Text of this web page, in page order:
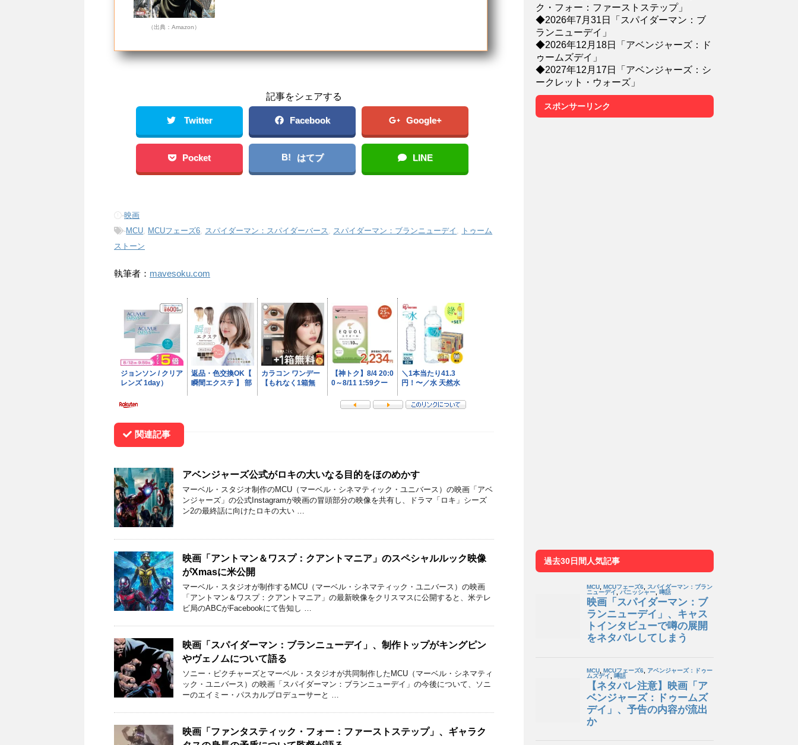
（出典：Amazon）
記事をシェアする
Twitter Facebook Google+
Pocket B! はてブ LINE
-映画
-MCU MCUフェーズ6 スパイダーマン：スパイダーバース スパイダーマン：ブランニューデイ
トゥーム
ストーン
執筆者： mavesoku.com
関連記事
アベンジャーズ公式がロキの大いなる目的をほのめかす
マーベル・スタジオ制作のMCU（マーベル・シネマティック・ユニバース）の映画「アベ
ンジャーズ」の公式Instagramが映画の冒頭部分の映像を共有し、ドラマ「ロキ」シーズ
ン2の最終話に向けたロキの大い …
映画「アントマン＆ワスプ：クアントマニア」のスペシャルルック映像
がXmasに米公開
マーベル・スタジオが制作するMCU（マーベル・シネマティック・ユニバース）の映画
「アントマン＆ワスプ：クアントマニア」の最新映像をクリスマスに公開すると、米テレ
ビ局のABCがFacebookにて告知し …
映画「スパイダーマン：ブランニューデイ」、制作トップがキングピン
やヴェノムについて語る
ソニー・ピクチャーズとマーベル・スタジオが共同制作したMCU（マーベル・シネマティ
ック・ユニバース）の映画「スパイダーマン：ブランニューデイ」の今後について、ソニ
ーのエイミー・パスカルプロデューサーと …
映画「ファンタスティック・フォー：ファーストステップ」、ギャラク
ク・フォー：ファーストステップ」
◆2026年7月31日「スパイダーマン：ブ
ランニューデイ」
◆2026年12月18日「アベンジャーズ：ド
ゥームズデイ」
◆2027年12月17日「アベンジャーズ：シ
ークレット・ウォーズ」
スポンサーリンク
過去30日間人気記事